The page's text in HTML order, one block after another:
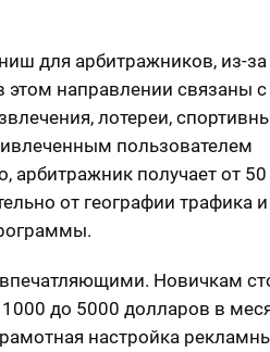
для арбитражников, из-за
направлении связаны с
лотереи,
пользователем
арбитражник получает от 50
от географии трафика и
Новичкам
до 5000 долларов в
настройка